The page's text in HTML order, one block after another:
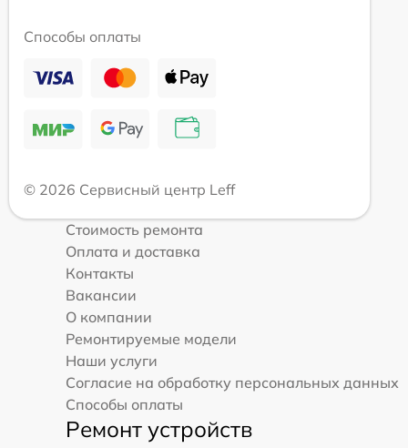
Способы оплаты
© 2026 Сервисный центр Leff
Стоимость ремонта
Оплата и доставка
Контакты
Вакансии
О компании
Ремонтируемые модели
Наши услуги
Согласие на обработку персональных данных
Способы оплаты
Ремонт устройств